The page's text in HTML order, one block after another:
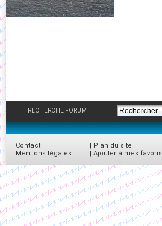
RECHERCHE FORUM
| Contact
| Mentions légales
| Plan du site
| Ajouter à mes favoris